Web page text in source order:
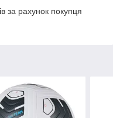
за рахунок покупця